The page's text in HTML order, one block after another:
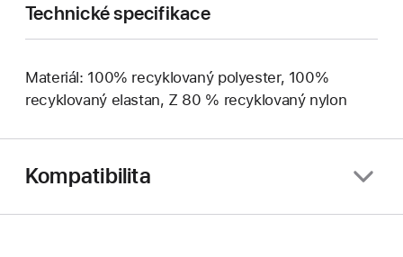
Technické specifikace
Materiál: 100% recyklovaný polyester, 100%
recyklovaný elastan, Z 80 % recyklovaný nylon
Kompatibilita